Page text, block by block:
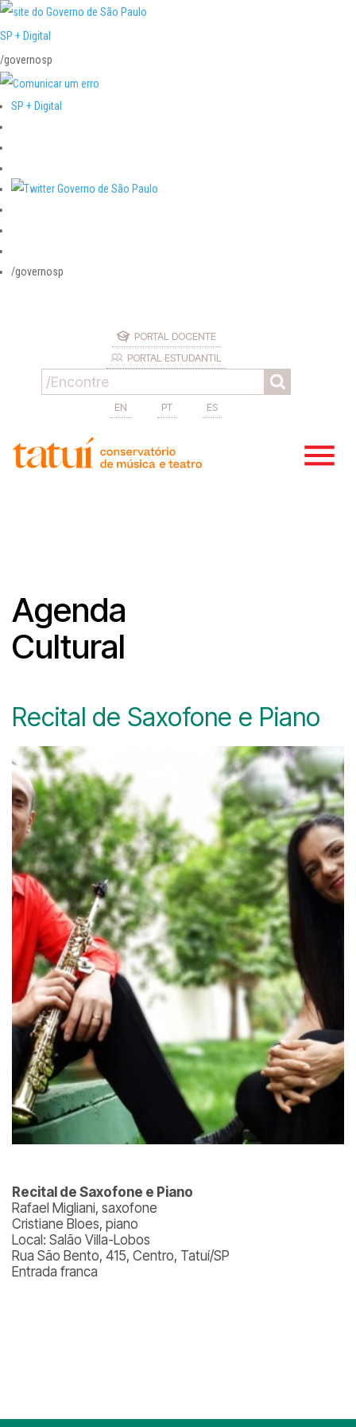
SP + Digital
/governosp
SP + Digital
/governosp
PORTAL DOCENTE
PORTAL ESTUDANTIL
EN PT ES
Agenda
Cultural
Recital de Saxofone e Piano
Recital de Saxofone e Piano
Rafael Migliani, saxofone
Cristiane Bloes, piano
Local: Salão Villa-Lobos
Rua São Bento, 415, Centro, Tatuí/SP
Entrada franca